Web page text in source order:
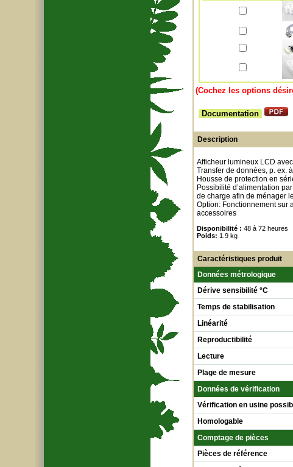
(Cochez les options
Documentation
Description
Afficheur lumineux LCD
Transfer de données, p. ex.
Housse de protection en
Possibilité d’alimentation
de charge afin de ménager
Option: Fonctionnement sur
accessoires
Disponibilité : 48 à 72 heures
Poids: 1.9 kg
Caractéristiques produit
Données métrologique
Dérive sensibilité °C
Temps de stabilisation
Linéarité
Reproductibilité
Lecture
Plage de mesure
Données de vérification
Vérification en usine
Homologable
Comptage de pièces
Pièces de référence